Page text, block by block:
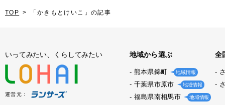
TOP 「かきもとけいこ」の記事
いってみたい、くらしてみたい
運営元：
地域から選ぶ
熊本県錦町 地域情報
千葉県市原市 地域情報
福島県南相馬市 地域情報
全